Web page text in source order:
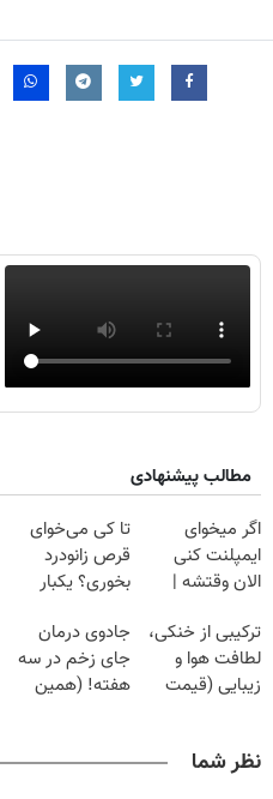
مطالب پیشنهادی
اگر میخوای
ایمپلنت کنی
الان وقتشه |
میلیون تومان!!!
تا کی می‌خوای
قرص زانودرد
بخوری؟ یکبار
کن
ترکیبی از خنکی،
لطافت هوا و
زیبایی (قیمت
جادوی درمان
جای زخم در سه
هفته! (همین
نظر شما